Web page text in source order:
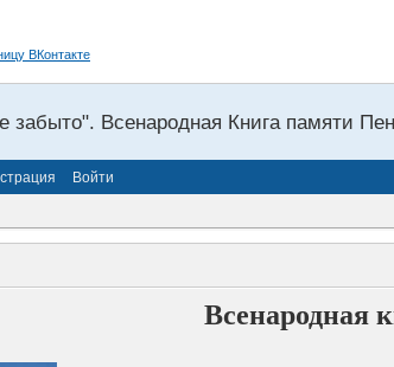
забыто". Всенародная Книга памяти
Войти
Всенародная